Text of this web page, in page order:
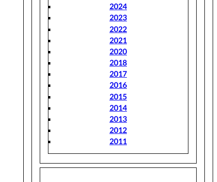
2024
2023
2022
2021
2020
2018
2017
2016
2015
2014
2013
2012
2011